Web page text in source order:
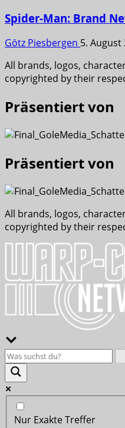
Spider-Man: Brand
Götz Piesbergen 5. August
All brands, logos,
copyrighted by their
Präsentiert von
Präsentiert von
All brands, logos,
copyrighted by their
Nur Exakte Treffer